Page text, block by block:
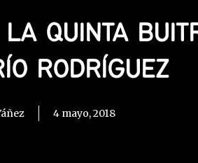
QUINTA
RODRÍGUEZ
4 mayo, 2018